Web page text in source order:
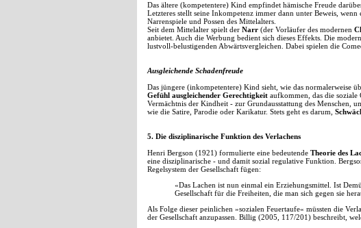
Das ältere (kompetentere) Kind empfindet hämische Freude
Letzteres stellt seine Inkompetenz immer dann unter Beweis,
Narrenspiele und Possen des Mittelalters.
Seit dem Mittelalter spielt der Narr (der Vorläufer des modernen
anbietet. Auch die Werbung bedient sich dieses Effekts. Die
lustvoll-belustigenden Abwärtsvergleichen. Dabei spielen die
Ausgleichende Schadenfreude
Das jüngere (inkompetentere) Kind sieht, wie das normalerweise
Gefühl ausgleichender Gerechtigkeit aufkommen, das die
Vermächtnis der Kindheit - zur Grundausstattung des Menschen,
wie die Satire, Parodie oder Karikatur. Stets geht es darum,
5. Die disziplinarische Funktion des Verlachens
Henri Bergson (1921) formulierte eine bedeutende Theorie des
eine disziplinarische - und damit sozial regulative Funktion.
Regelsystem der Gesellschaft fügen:
«Das Lachen ist nun einmal ein Erziehungsmittel. Ist
Gesellschaft für die Freiheiten, die man sich gegen sie
Als Folge dieser peinlichen »sozialen Feuertaufe« müssten die
der Gesellschaft anzupassen. Billig (2005, 117/201) beschreibt,